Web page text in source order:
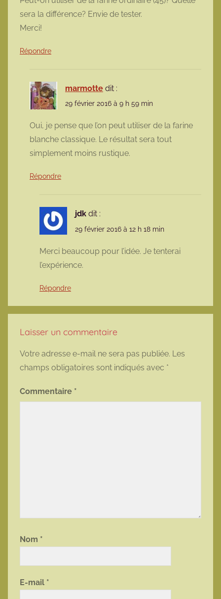
sera la différence? Envie de tester.
Merci!
Répondre
marmotte dit :
29 février 2016 à 9 h 59 min
Oui, je pense que l’on peut utiliser de la farine
blanche classique. Le résultat sera tout
simplement moins rustique.
Répondre
jdk dit :
29 février 2016 à 12 h 18 min
Merci beaucoup pour l’idée. Je tenterai
l’expérience.
Répondre
Laisser un commentaire
Votre adresse e-mail ne sera pas publiée. Les
champs obligatoires sont indiqués avec *
Commentaire *
Nom *
E-mail *